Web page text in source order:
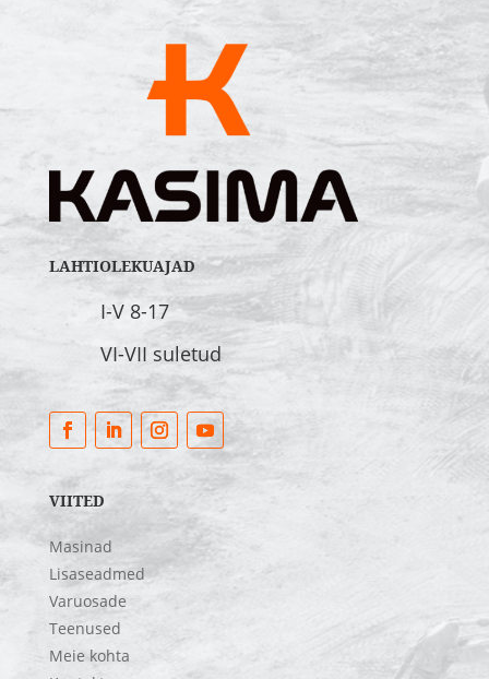
LAHTIOLEKUAJAD
I-V 8-17
VI-VII suletud
VIITED
Masinad
Lisaseadmed
Varuosade
Teenused
Meie kohta